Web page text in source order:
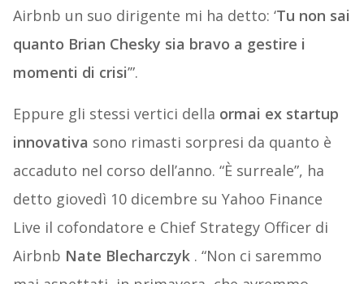
Airbnb un suo dirigente mi ha detto: ‘Tu non sai
quanto Brian Chesky sia bravo a gestire i
momenti di crisi’”.
Eppure gli stessi vertici della ormai ex startup
innovativa sono rimasti sorpresi da quanto è
accaduto nel corso dell’anno. “È surreale”, ha
detto giovedì 10 dicembre su Yahoo Finance
Live il cofondatore e Chief Strategy Officer di
Airbnb Nate Blecharczyk. “Non ci saremmo